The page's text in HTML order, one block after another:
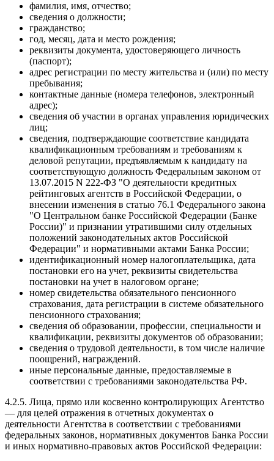
фамилия, имя, отчество;
сведения о должности;
гражданство;
год, месяц, дата и место рождения;
реквизиты документа, удостоверяющего личность
(паспорт);
адрес регистрации по месту жительства и (или) по месту
пребывания;
контактные данные (номера телефонов, электронный
адрес);
сведения об участии в органах управления юридических
лиц;
сведения, подтверждающие соответствие кандидата
квалификационным требованиям и требованиям к
деловой репутации, предъявляемым к кандидату на
соответствующую должность Федеральным законом от
13.07.2015 N 222-ФЗ "О деятельности кредитных
рейтинговых агентств в Российской Федерации, о
внесении изменения в статью 76.1 Федерального закона
"О Центральном банке Российской Федерации (Банке
России)" и признании утратившими силу отдельных
положений законодательных актов Российской
Федерации" и нормативными актами Банка России;
идентификационный номер налогоплательщика, дата
постановки его на учет, реквизиты свидетельства
постановки на учет в налоговом органе;
номер свидетельства обязательного пенсионного
страхования, дата регистрации в системе обязательного
пенсионного страхования;
сведения об образовании, профессии, специальности и
квалификации, реквизиты документов об образовании;
сведения о трудовой деятельности, в том числе наличие
поощрений, награждений.
иные персональные данные, предоставляемые в
соответствии с требованиями законодательства РФ.
4.2.5. Лица, прямо или косвенно контролирующих Агентство
— для целей отражения в отчетных документах о
деятельности Агентства в соответствии с требованиями
федеральных законов, нормативных документов Банка России
и иных нормативно-правовых актов Российской Федерации: